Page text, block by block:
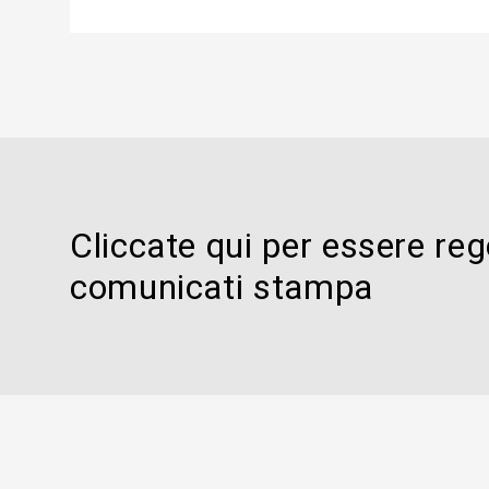
Cliccate qui per essere
comunicati stampa